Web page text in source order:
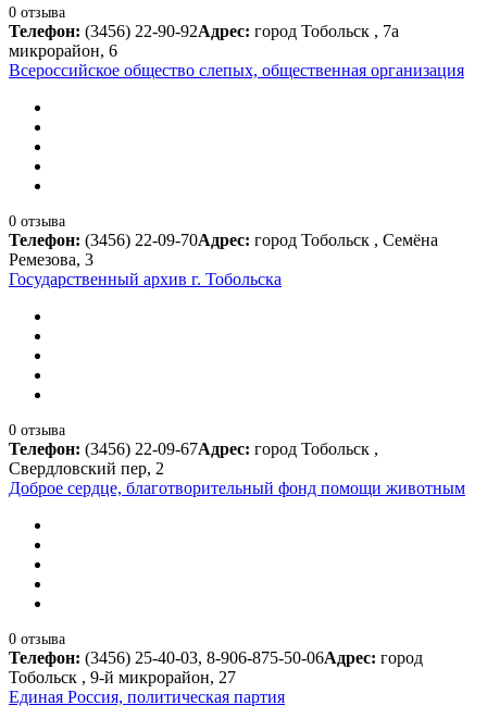
0 отзыва
Телефон: (3456) 22-90-92Адрес: город Тобольск , 7а
микрорайон, 6
Всероссийское общество слепых, общественная организация
0 отзыва
Телефон: (3456) 22-09-70Адрес: город Тобольск , Семёна
Ремезова, 3
Государственный архив г. Тобольска
0 отзыва
Телефон: (3456) 22-09-67Адрес: город Тобольск ,
Свердловский пер, 2
Доброе сердце, благотворительный фонд помощи животным
0 отзыва
Телефон: (3456) 25-40-03, 8-906-875-50-06Адрес: город
Тобольск , 9-й микрорайон, 27
Единая Россия, политическая партия